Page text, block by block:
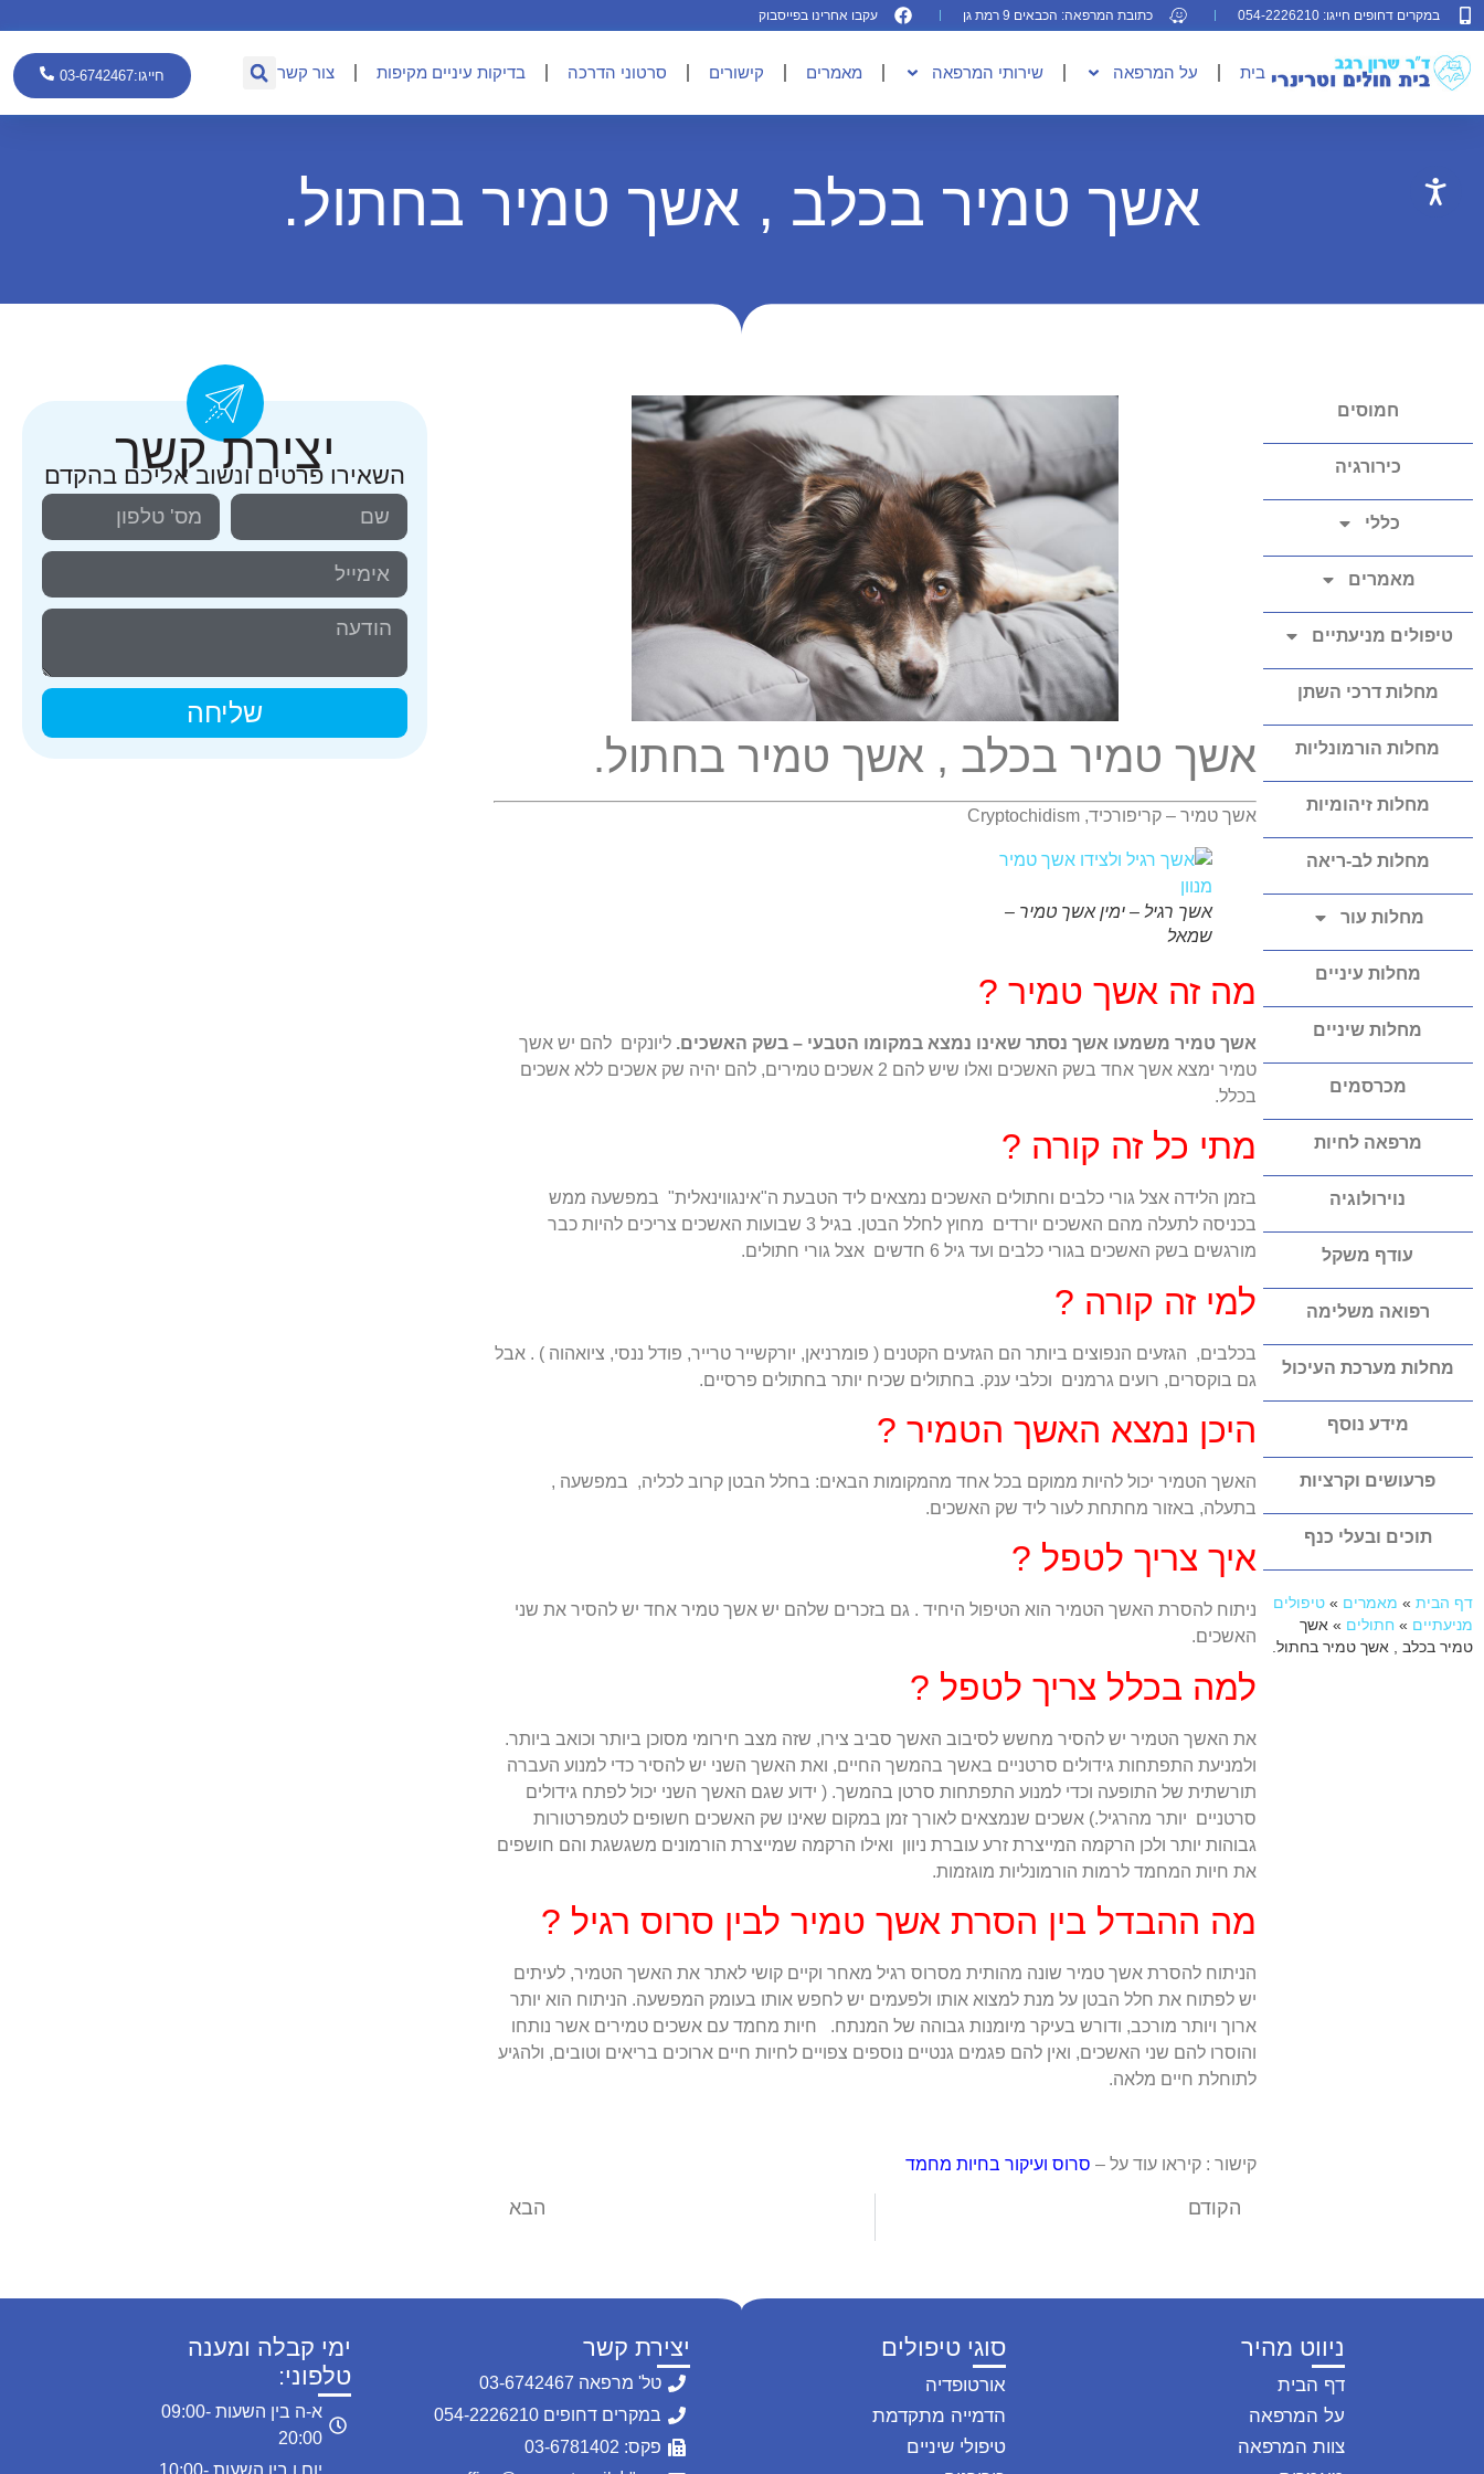
במקרים דחופים חייגו: 054-2226210 כתובת המרפאה: הכבאים 9 רמת גן עקבו אחרינו בפייסבוק
בית על המרפאה שירותי המרפאה מאמרים קישורים סרטוני הדרכה בדיקות עיניים מקיפות צור קשר חייגו:03-6742467
אשך טמיר בכלב , אשך טמיר בחתול.
יצירת קשר
השאירו פרטים ונשוב אליכם בהקדם
שליחה
חמוסים
כירורגיה
כללי
מאמרים
טיפולים מניעתיים
מחלות דרכי השתן
מחלות הורמונליות
מחלות זיהומיות
מחלות לב-ריאה
מחלות עור
מחלות עיניים
מחלות שיניים
מכרסמים
מרפאה לחיות
נוירולוגיה
עודף משקל
רפואה משלימה
מחלות מערכת העיכול
מידע נוסף
פרעושים וקרציות
תוכים ובעלי כנף
דף הבית » מאמרים » טיפולים
מניעתיים » חתולים » אשך
טמיר בכלב , אשך טמיר בחתול.
אשך טמיר בכלב , אשך טמיר בחתול.
אשך טמיר – קריפורכיד, Cryptochidism
אשך רגיל – ימין אשך טמיר –
שמאל
מה זה אשך טמיר ?
אשך טמיר משמעו אשך נסתר שאינו נמצא במקומו הטבעי – בשק האשכים. ליונקים להם יש אשך
טמיר ימצא אשך אחד בשק האשכים ואלו שיש להם 2 אשכים טמירים, להם יהיה שק אשכים ללא אשכים
בכלל.
מתי כל זה קורה ?
בזמן הלידה אצל גורי כלבים וחתולים האשכים נמצאים ליד הטבעת ה"אינגווינאלית" במפשעה ממש
בכניסה לתעלה מהם האשכים יורדים מחוץ לחלל הבטן. בגיל 3 שבועות האשכים צריכים להיות כבר
מורגשים בשק האשכים בגורי כלבים ועד גיל 6 חדשים אצל גורי חתולים.
למי זה קורה ?
בכלבים, הגזעים הנפוצים ביותר הם הגזעים הקטנים ( פומרניאן, יורקשייר טרייר, פודל ננסי, ציואהוה ) . אבל
גם בוקסרים, רועים גרמנים וכלבי ענק. בחתולים שכיח יותר בחתולים פרסיים.
היכן נמצא האשך הטמיר ?
האשך הטמיר יכול להיות ממוקם בכל אחד מהמקומות הבאים: בחלל הבטן קרוב לכליה, במפשעה ,
בתעלה, באזור מחתחת לעור ליד שק האשכים.
איך צריך לטפל ?
ניתוח להסרת האשך הטמיר הוא הטיפול היחיד . גם בזכרים שלהם יש אשך טמיר אחד יש להסיר את שני
האשכים.
למה בכלל צריך לטפל ?
את האשך הטמיר יש להסיר מחשש לסיבוב האשך סביב צירו, שזה מצב חירומי מסוכן ביותר וכואב ביותר.
ולמניעת התפתחות גידולים סרטניים באשך בהמשך החיים, ואת האשך השני יש להסיר כדי למנוע העברה
תורשתית של התופעה וכדי למנוע התפתחות סרטן בהמשך. ( ידוע שגם האשך השני יכול לפתח גידולים
סרטניים יותר מהרגיל.) אשכים שנמצאים לאורך זמן במקום שאינו שק האשכים חשופים לטמפרטורות
גבוהות יותר ולכן הרקמה המייצרת זרע עוברת ניוון ואילו הרקמה שמייצרת הורמונים משגשגת והם חושפים
את חיות המחמד לרמות הורמונליות מוגזמות.
מה ההבדל בין הסרת אשך טמיר לבין סרוס רגיל ?
הניתוח להסרת אשך טמיר שונה מהותית מסרוס רגיל מאחר וקיים קושי לאתר את האשך הטמיר, לעיתים
יש לפתוח את חלל הבטן על מנת למצוא אותו ולפעמים יש לחפש אותו בעומק המפשעה. הניתוח הוא יותר
ארוך ויותר מורכב, ודורש בעיקר מיומנות גבוהה של המנתח. חיות מחמד עם אשכים טמירים אשר נותחו
והוסרו להם שני האשכים, ואין להם פגמים גנטיים נוספים צפויים לחיות חיים ארוכים בריאים וטובים, ולהגיע
לתוחלת חיים מלאה.
קישור : קיראו עוד על – סרוס ועיקור בחיות מחמד
הקודם הבא
ניווט מהיר
דף הבית
על המרפאה
צוות המרפאה
סוגי טיפולים
אורטופדיה
הדמייה מתקדמת
טיפולי שיניים
יצירת קשר
טל' מרפאה 03-6742467
במקרים דחופים 054-2226210
פקס: 03-6781402
ימי קבלה ומענה
טלפוני:
א-ה בין השעות 09:00-
20:00